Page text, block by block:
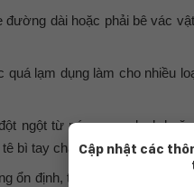
đường dài hoặc phải bê vác
lạm dụng làm cho nhiều
ngột từ nóng sang lanh
bì tay chân.
ổn định, thường xuyên gặp
Cập nhật các